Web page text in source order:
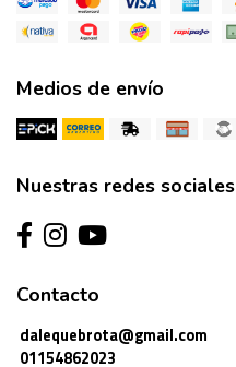
Medios de envío
Nuestras redes sociales
Contacto
dalequebrota@gmail.com
01154862023